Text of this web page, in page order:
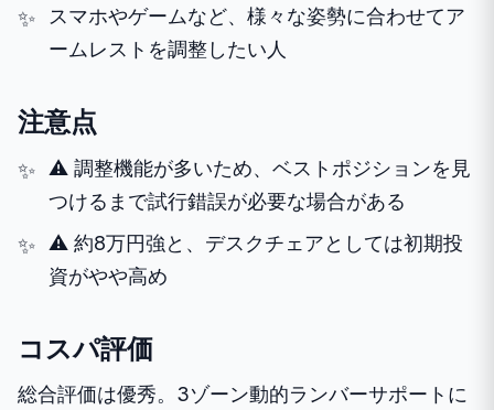
スマホやゲームなど、様々な姿勢に合わせてア
ームレストを調整したい人
注意点
⚠️ 調整機能が多いため、ベストポジションを見
つけるまで試行錯誤が必要な場合がある
⚠️ 約8万円強と、デスクチェアとしては初期投
資がやや高め
コスパ評価
総合評価は優秀。3ゾーン動的ランバーサポートに